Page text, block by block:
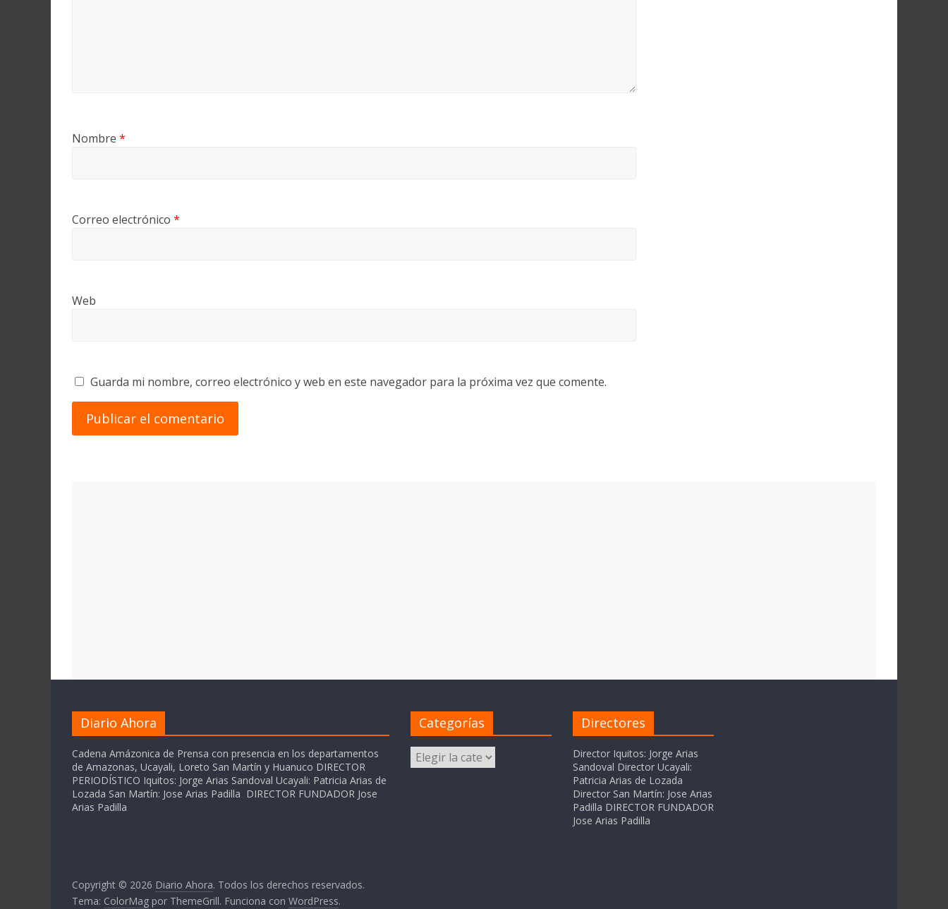
Nombre *
Correo electrónico *
Web
Guarda mi nombre, correo electrónico y web en este navegador para la próxima vez que comente.
Diario Ahora
Cadena Amázonica de Prensa con presencia en los departamentos
de Amazonas, Ucayali, Loreto San Martín y Huanuco DIRECTOR
PERIODÍSTICO Iquitos: Jorge Arias Sandoval Ucayali: Patricia Arias de
Lozada San Martín: Jose Arias Padilla DIRECTOR FUNDADOR Jose
Arias Padilla
Categorías
Categorías
Directores
Director Iquitos: Jorge Arias
Sandoval Director Ucayali:
Patricia Arias de Lozada
Director San Martín: Jose Arias
Padilla DIRECTOR FUNDADOR
Jose Arias Padilla
Copyright © 2026 Diario Ahora. Todos los derechos reservados.
Tema: ColorMag por ThemeGrill. Funciona con WordPress.